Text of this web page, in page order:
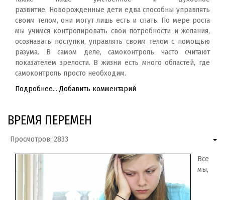
развитие. Новорожденные дети едва способны управлять
своим телом, они могут лишь есть и спать. По мере роста
мы учимся контролировать свои потребности и желания,
осознавать поступки, управлять своим телом с помощью
разума. В самом деле, самоконтроль часто считают
показателем зрелости. В жизни есть много областей, где
самоконтроль просто необходим.
Подробнее... Добавить комментарий
ВРЕМЯ ПЕРЕМЕН
Просмотров: 2833
Все
мы,